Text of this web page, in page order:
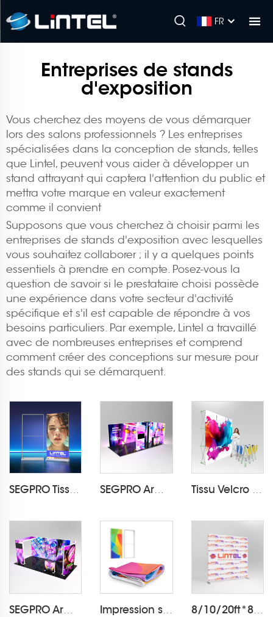
FR
Entreprises de stands
d'exposition
Vous cherchez des moyens de vous démarquer
lors des salons professionnels ? Les entreprises
spécialisées dans la conception de stands, telles
que Lintel, peuvent vous aider à développer un
stand attrayant qui captera l'attention du public et
mettra votre marque en valeur exactement
comme il convient
Supposons que vous cherchez à choisir parmi les
entreprises de stands d'exposition avec lesquelles
vous souhaitez collaborer ; il y a quelques points
essentiels à prendre en compte. Posez-vous la
question de savoir si le prestataire choisi possède
une expérience dans votre secteur d'activité
spécifique et s'il est capable de répondre à vos
besoins particuliers. Par exemple, Lintel a travaillé
avec de nombreuses entreprises et comprend
comment créer des conceptions sur mesure pour
des stands qui se démarquent.
SEGPRO Tissu Rechargeable Boîte à Lumière AffichageLT-ALF85-T3 SEGPRO Armoire & TV 3*6 Cabine Tissu Velcro Pop Up Display LT-09L2-A
SEGPRO Armoire & TV 3*6 Cabine Impression sur Tissu Boîte à Lumière 8/10/20ft*8ft Housse de Coussin Décor LT-24Q1